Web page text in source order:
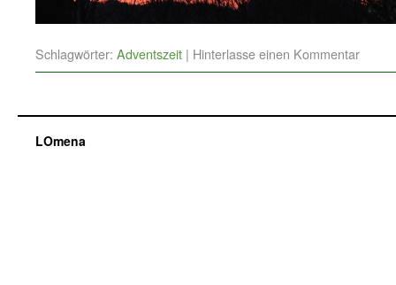
Schlagwörter: Adventszeit | Hinterlasse einen Kommentar
LOmena